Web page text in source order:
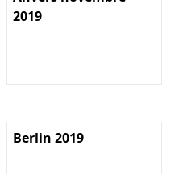
2019
Berlin 2019